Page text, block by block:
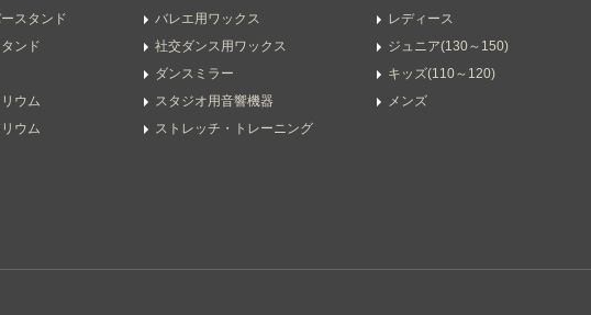
スタンド
ンド
ウム
ウム
バレエ用ワックス
社交ダンス用ワックス
ダンスミラー
スタジオ用音響機器
ストレッチ・トレーニング
レディース
ジュニア(130～150)
キッズ(110～120)
メンズ